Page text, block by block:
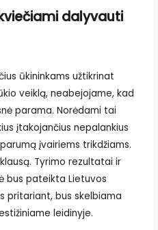
kviečiami dalyvauti
ūkininkams užtikrinat
veiklą, neabejojame, kad
parama. Norėdami tai
įtakojančius nepalankius
įvairiems trikdžiams.
Tyrimo rezultatai ir
bus pateikta Lietuvos
pritariant, bus skelbiama
leidinyje.